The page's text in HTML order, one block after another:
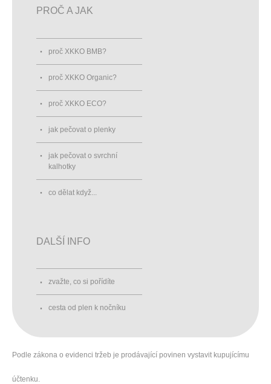
PROČ A JAK
proč XKKO BMB?
proč XKKO Organic?
proč XKKO ECO?
jak pečovat o plenky
jak pečovat o svrchní
kalhotky
co dělat když...
DALŠÍ INFO
zvažte, co si pořídíte
cesta od plen k nočníku
Podle zákona o evidenci tržeb je prodávající povinen vystavit kupujícímu
účtenku.